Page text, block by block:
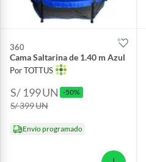
360
Cama Saltarina de 1.40 m Azul
Por TOTTUS
S/ 199UN -50%
S/ 399UN
Envío programado